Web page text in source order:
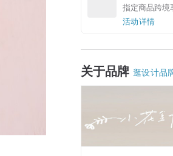
指定商品跨境
活动详情
关于品牌 逛设计品